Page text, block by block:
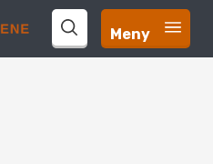
search Meny